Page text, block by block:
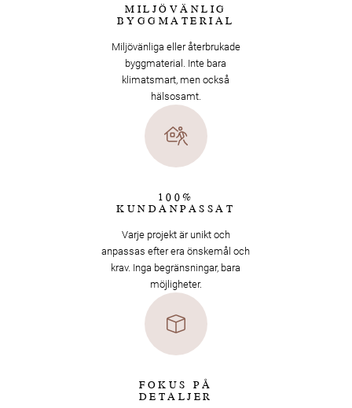
MILJÖVÄNLIG
BYGGMATERIAL
Miljövänliga eller återbrukade
byggmaterial. Inte bara
klimatsmart, men också
hälsosamt.
100%
KUNDANPASSAT
Varje projekt är unikt och
anpassas efter era önskemål och
krav. Inga begränsningar, bara
möjligheter.
FOKUS PÅ
DETALJER